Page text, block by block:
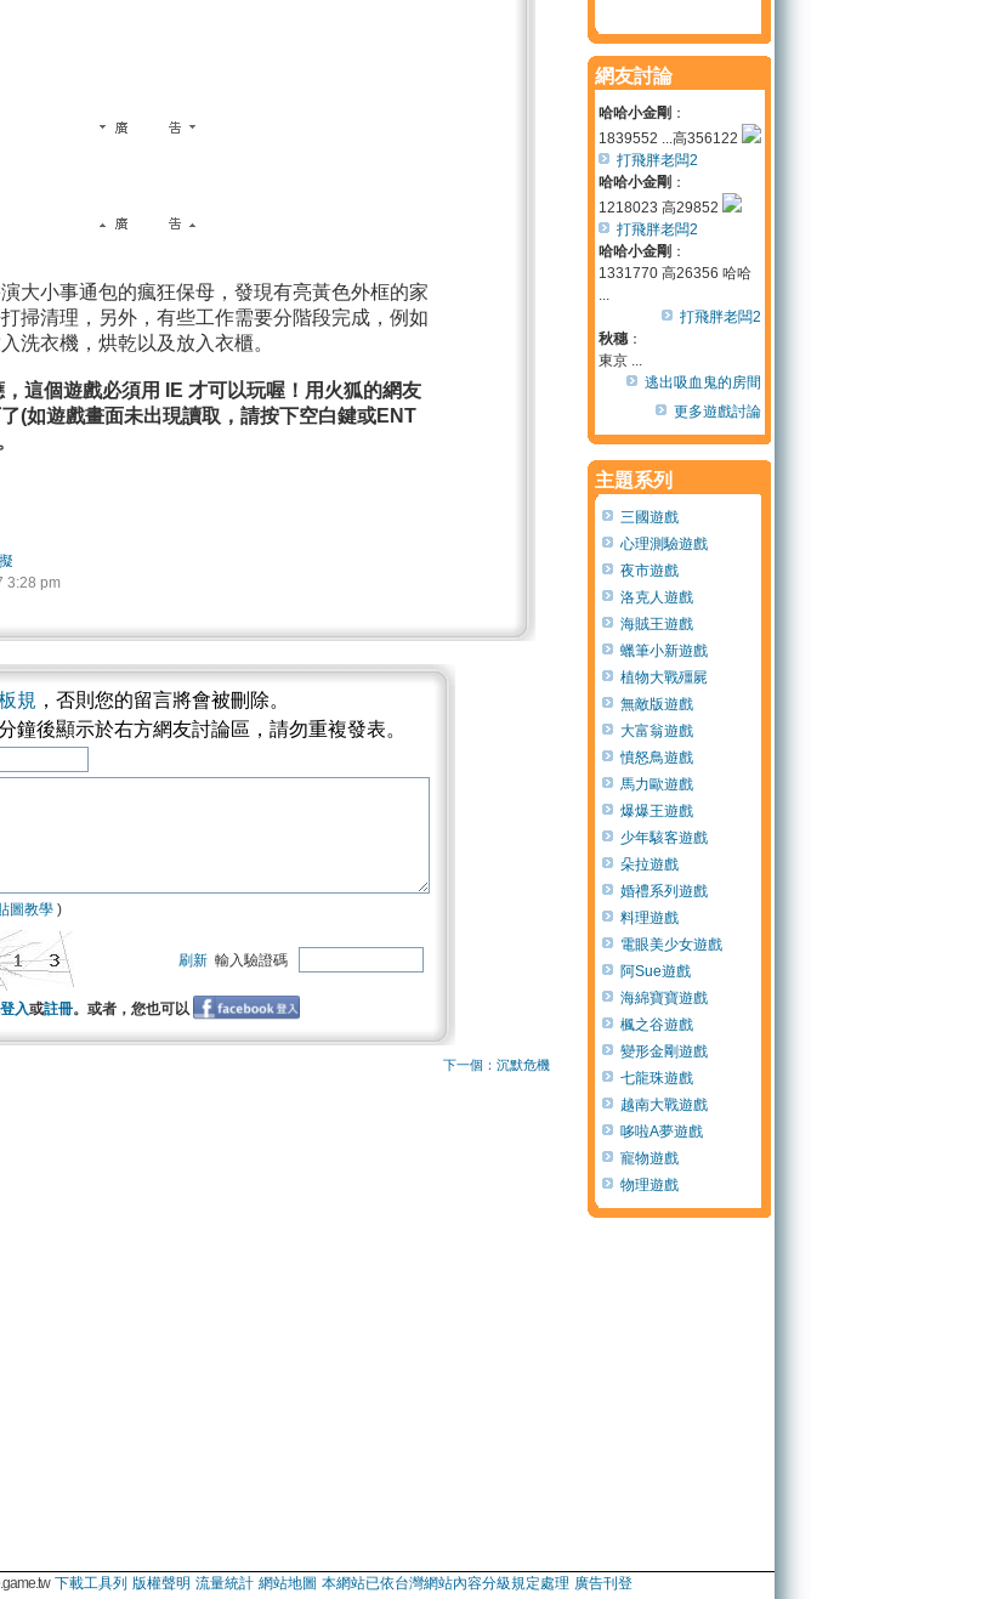
大小事通包的瘋狂保母，發現有亮黃色外框的家
掃清理，另外，有些工作需要分階段完成，例如
洗衣機，烘乾以及放入衣櫃。
這個遊戲必須用 IE 才可以玩喔！用火狐的網友
(如遊戲畫面未出現讀取，請按下空白鍵或ENT
3:28 pm
規 ，否則您的留言將會被刪除。
鐘後顯示於右方網友討論區，請勿重複發表。
圖教學 )
刷新 輸入驗證碼
登入或註冊。或者，您也可以
下一個：沉默危機
網友討論
哈哈小金剛 ：
1839552 ...高356122
打飛胖老闆2
哈哈小金剛 ：
1218023 高29852
打飛胖老闆2
哈哈小金剛 ：
1331770 高26356 哈哈
...
打飛胖老闆2
秋穗：
東京 ...
逃出吸血鬼的房間
更多遊戲討論
主題系列
三國遊戲
心理測驗遊戲
夜市遊戲
洛克人遊戲
海賊王遊戲
蠟筆小新遊戲
植物大戰殭屍
無敵版遊戲
大富翁遊戲
憤怒鳥遊戲
馬力歐遊戲
爆爆王遊戲
少年駭客遊戲
朵拉遊戲
婚禮系列遊戲
料理遊戲
電眼美少女遊戲
阿Sue遊戲
海綿寶寶遊戲
楓之谷遊戲
變形金剛遊戲
七龍珠遊戲
越南大戰遊戲
哆啦A夢遊戲
寵物遊戲
物理遊戲
下載工具列 版權聲明 流量統計 網站地圖 本網站已依台灣網站內容分級規定處理 廣告刊登